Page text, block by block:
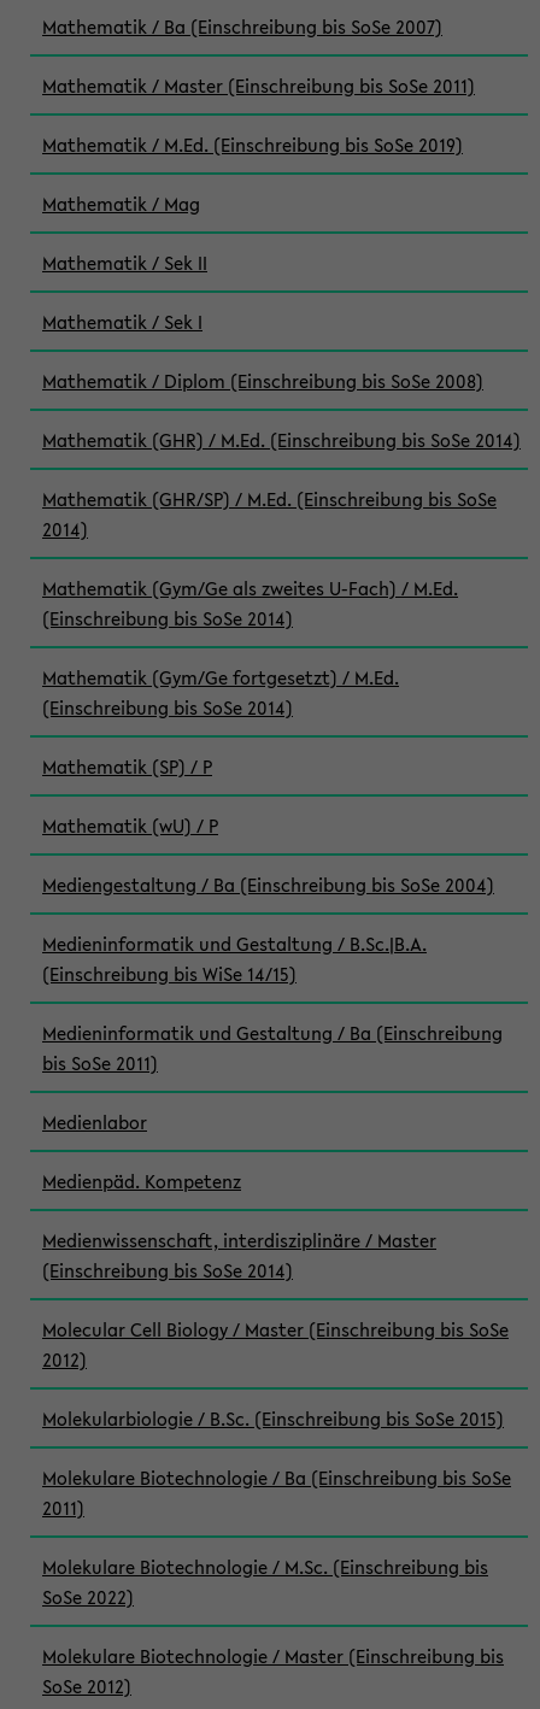
Mathematik / Ba (Einschreibung bis SoSe 2007)
Mathematik / Master (Einschreibung bis SoSe 2011)
Mathematik / M.Ed. (Einschreibung bis SoSe 2019)
Mathematik / Mag
Mathematik / Sek II
Mathematik / Sek I
Mathematik / Diplom (Einschreibung bis SoSe 2008)
Mathematik (GHR) / M.Ed. (Einschreibung bis SoSe 2014)
Mathematik (GHR/SP) / M.Ed. (Einschreibung bis SoSe
2014)
Mathematik (Gym/Ge als zweites U-Fach) / M.Ed.
(Einschreibung bis SoSe 2014)
Mathematik (Gym/Ge fortgesetzt) / M.Ed.
(Einschreibung bis SoSe 2014)
Mathematik (SP) / P
Mathematik (wU) / P
Mediengestaltung / Ba (Einschreibung bis SoSe 2004)
Medieninformatik und Gestaltung / B.Sc.|B.A.
(Einschreibung bis WiSe 14/15)
Medieninformatik und Gestaltung / Ba (Einschreibung
bis SoSe 2011)
Medienlabor
Medienpäd. Kompetenz
Medienwissenschaft, interdisziplinäre / Master
(Einschreibung bis SoSe 2014)
Molecular Cell Biology / Master (Einschreibung bis SoSe
2012)
Molekularbiologie / B.Sc. (Einschreibung bis SoSe 2015)
Molekulare Biotechnologie / Ba (Einschreibung bis SoSe
2011)
Molekulare Biotechnologie / M.Sc. (Einschreibung bis
SoSe 2022)
Molekulare Biotechnologie / Master (Einschreibung bis
SoSe 2012)